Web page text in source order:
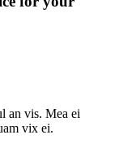
an vis. Mea ei
vix ei.